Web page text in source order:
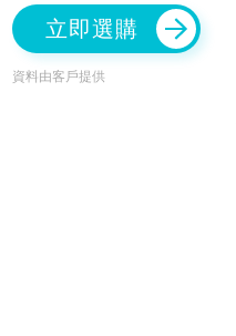
立即選購
資料由客戶提供